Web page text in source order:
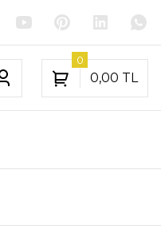
0,00 TL
0